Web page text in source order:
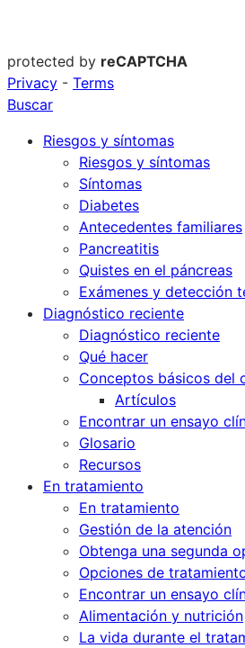
protected by reCAPTCHA
Privacy - Terms
Buscar
Riesgos y síntomas
Riesgos y síntomas
Síntomas
Diabetes
Antecedentes familiares
Pancreatitis
Quistes en el páncreas
Exámenes y detección
Diagnóstico reciente
Diagnóstico reciente
Qué hacer
Conceptos básicos del
Artículos
Encontrar un ensayo
Glosario
Recursos
En tratamiento
En tratamiento
Gestión de la atención
Obtenga una segunda
Opciones de
Encontrar un ensayo
Alimentación y nutrición
La vida durante el